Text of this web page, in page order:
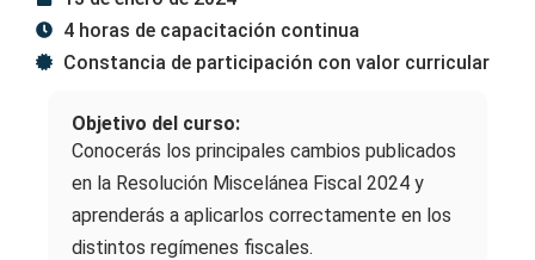
4 horas de capacitación continua
Constancia de participación con valor curricular
Objetivo del curso:
Conocerás los principales cambios publicados
en la Resolución Miscelánea Fiscal 2024 y
aprenderás a aplicarlos correctamente en los
distintos regímenes fiscales.